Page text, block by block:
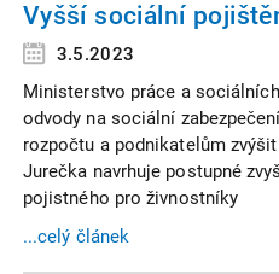
Vyšší sociální
3.5.2023
Ministerstvo práce a
odvody na sociální
rozpočtu a podnikatelům
Jurečka navrhuje postupné
pojistného pro živnostníky
...celý článek